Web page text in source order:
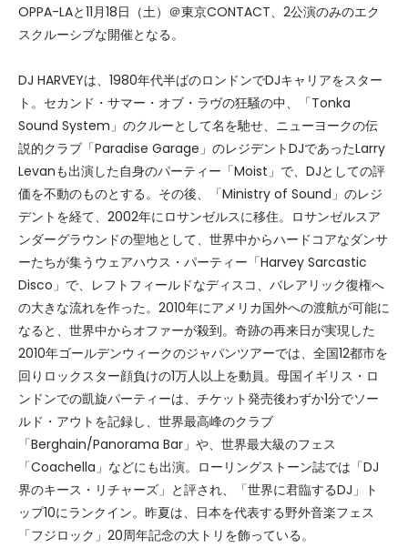
OPPA-LAと11月18日（土）＠東京CONTACT、2公演のみのエク
スクルーシブな開催となる。
DJ HARVEYは、1980年代半ばのロンドンでDJキャリアをスター
ト。セカンド・サマー・オブ・ラヴの狂騒の中、「Tonka
Sound System」のクルーとして名を馳せ、ニューヨークの伝
説的クラブ「Paradise Garage」のレジデントDJであったLarry
Levanも出演した自身のパーティー「Moist」で、DJとしての評
価を不動のものとする。その後、「Ministry of Sound」のレジ
デントを経て、2002年にロサンゼルスに移住。ロサンゼルスア
ンダーグラウンドの聖地として、世界中からハードコアなダンサ
ーたちが集うウェアハウス・パーティー「Harvey Sarcastic
Disco」で、レフトフィールドなディスコ、バレアリック復権へ
の大きな流れを作った。2010年にアメリカ国外への渡航が可能に
なると、世界中からオファーが殺到。奇跡の再来日が実現した
2010年ゴールデンウィークのジャパンツアーでは、全国12都市を
回りロックスター顔負けの1万人以上を動員。母国イギリス・ロ
ンドンでの凱旋パーティーは、チケット発売後わずか1分でソー
ルド・アウトを記録し、世界最高峰のクラブ
「Berghain/Panorama Bar」や、世界最大級のフェス
「Coachella」などにも出演。ローリングストーン誌では「DJ
界のキース・リチャーズ」と評され、「世界に君臨するDJ」ト
ップ10にランクイン。昨夏は、日本を代表する野外音楽フェス
「フジロック」20周年記念の大トリを飾っている。